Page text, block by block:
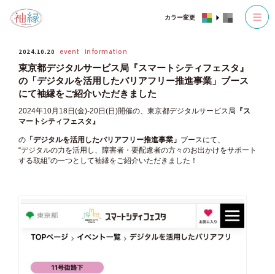
カラー変更
2024.10.20 event information
東京都デジタルサービス局『スマートシティフェスタ』
の「デジタルを活用したバリアフリー推進事業」ブース
にて袖縁をご紹介いただきました
2024年10月18日(金)-20日(日)開催の、東京都デジタルサービス局 『ス
マートシティフェスタ』
の 「デジタルを活用したバリアフリー推進事業」 ブースにて、
“デジタルの力を活用し、障害者・要配慮者の方々のお出かけをサポート
する取組”の一つとして袖縁をご紹介いただきました！